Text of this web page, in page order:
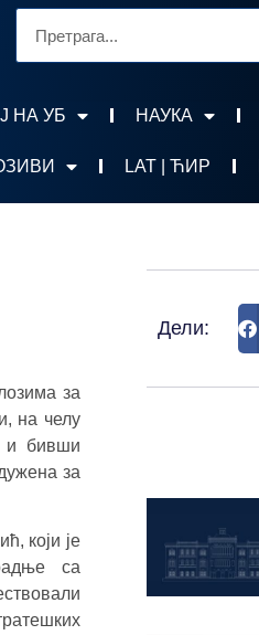
НА УБ НАУКА
LAT | ЋИР
за
на челу
и бивши
за
који је
са
Дели: